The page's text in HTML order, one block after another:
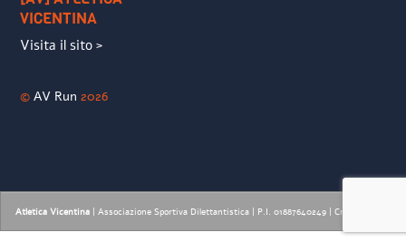
VICENTINA
Visita il sito >
©AV Run 2026
Atletica Vicentina | Associazione Sportiva Dilettantistica | P.I. 01887640249 | Credits